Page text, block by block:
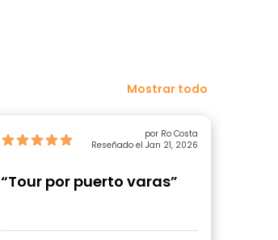
Mostrar todo
por Ro Costa
Reseñado el Jan 21, 2026
“Tour por puerto varas”